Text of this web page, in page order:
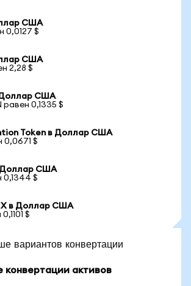
США
0,0127 $
США
2,28 $
Доллар США
равен 0,1335 $
Token в Доллар США
0,0671 $
Доллар США
0,1344 $
X в Доллар США
$
вариантов конвертации
конвертации активов